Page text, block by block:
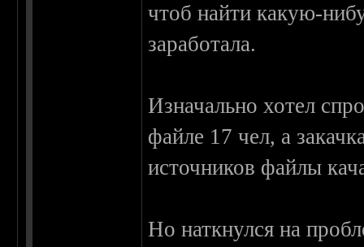
чтоб найти какую-
заработала.
Изначально хотел
файле 17 чел, а
источников файлы
Но наткнулся на